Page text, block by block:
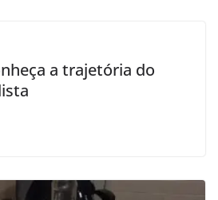
a trajetória do